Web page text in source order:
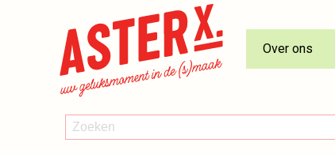
Over ons
ZOEKEN
Zoeken